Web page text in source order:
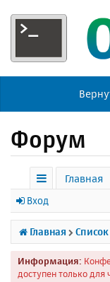
Форум
с
ы
л
к
Главная
Вход
Главная
Информация:
доступен только для